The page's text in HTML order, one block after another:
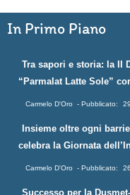
In Primo Piano
Tra sapori e storia: la II
“Parmalat Latte Sole”
Carmelo D'Oro
Insieme oltre ogni
celebra la Giornata
Carmelo D'Oro
Successo per la